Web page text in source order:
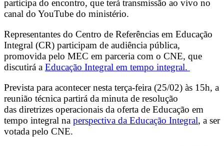
participa do encontro, que terá transmissão ao vivo no
canal do YouTube do ministério.
Representantes do Centro de Referências em Educação
Integral (CR) participam de audiência pública,
promovida pelo MEC em parceria com o CNE, que
discutirá a Educação Integral em tempo integral.
Prevista para acontecer nesta terça-feira (25/02) às 15h, a
reunião técnica partirá da minuta de resolução
das diretrizes operacionais da oferta de Educação em
tempo integral na perspectiva da Educação Integral, a ser
votada pelo CNE.